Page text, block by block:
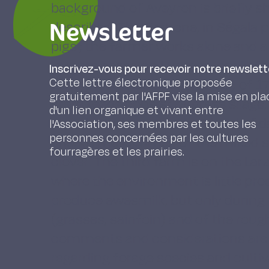
background of Aveyron is briefly
described. The first one, in Ségala
pigs ; the farmer works alone and
leys are based on Lucerne-
family-owned holding (GAEC) of
store feeds consist of grass
cereals, and are used by 1 herd
sheep ; the legumes of the mixed
clover. The third farm is on the
Newsletter
Inscrivez-vous pour recevoir notre
Cette lettre électronique proposée
gratuitement par l'AFPF vise la mise en
d'un lien organique et vivant entre
l'Association, ses membres et toutes les
personnes concernées par les cultures
fourragères et les prairies.